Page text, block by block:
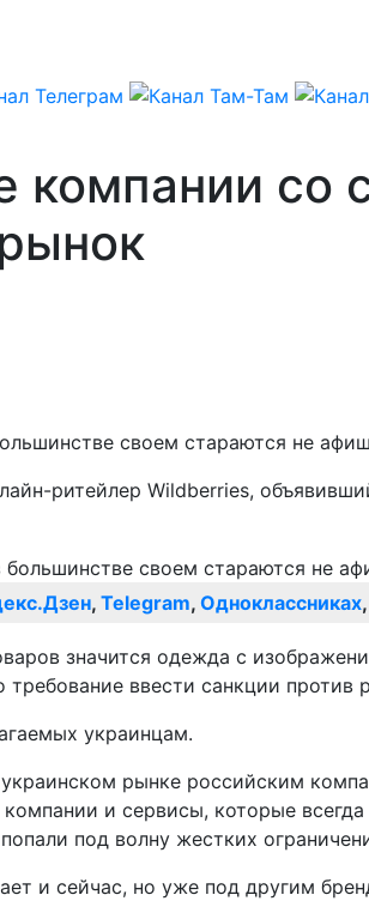
компании со
своем стараются не
ритейлер Wildberries,
, Telegram, Одноклассниках,
значится одежда с
ввести санкции против
украинцам.
рынке российским
и сервисы, которые
под волну жестких
и сейчас, но уже под другим